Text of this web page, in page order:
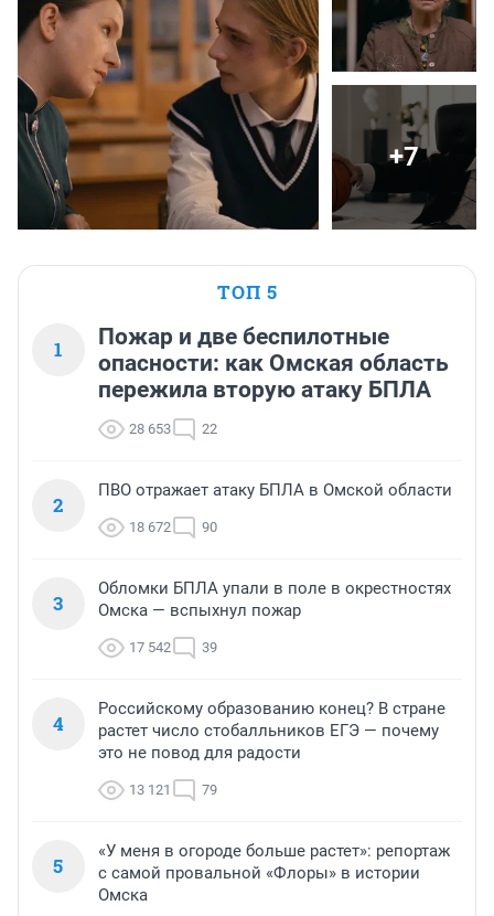
+7
ТОП 5
1
Пожар и две беспилотные
опасности: как Омская область
пережила вторую атаку БПЛА
28 653 22
2
ПВО отражает атаку БПЛА в Омской области
18 672 90
3
Обломки БПЛА упали в поле в окрестностях
Омска — вспыхнул пожар
17 542 39
4
Российскому образованию конец? В стране
растет число стобалльников ЕГЭ — почему
это не повод для радости
13 121 79
5
«У меня в огороде больше растет»: репортаж
с самой провальной «Флоры» в истории
Омска